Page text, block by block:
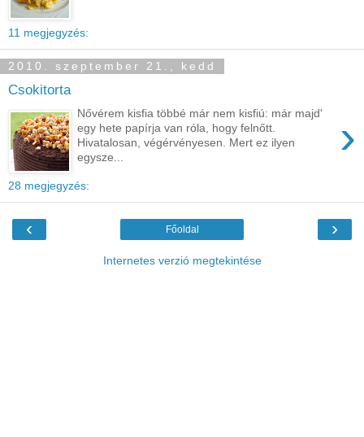
11 megjegyzés:
2010. szeptember 21., kedd
Csokitorta
›
Nővérem kisfia többé már nem kisfiú: már majd'
egy hete papírja van róla, hogy felnőtt.
Hivatalosan, végérvényesen. Mert ez ilyen
egysze...
28 megjegyzés:
‹ ›
Főoldal
Internetes verzió megtekintése